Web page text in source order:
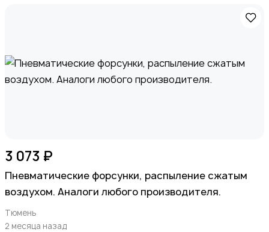
3 073 ₽
Пневматические форсунки, распыление сжатым
воздухом. Аналоги любого производителя.
Тюмень
2 месяца назад